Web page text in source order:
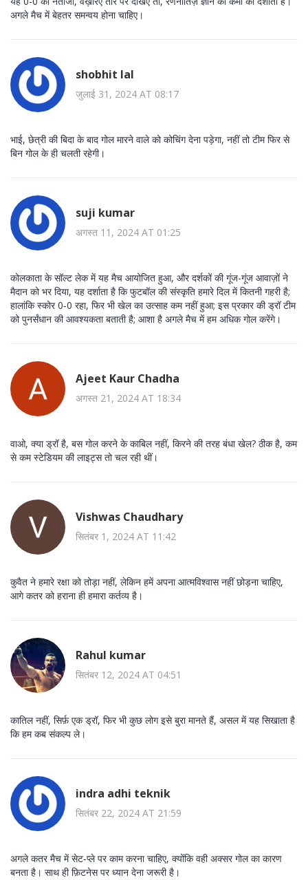
अगले मैच में बेहतर समन्वय होना चाहिए।
shobhit lal
जुलाई 31, 2024 AT 08:17
भाई, छेत्री की बिदा के बाद गोल मारने वाले को कोचिंग देना पड़ेगा, नहीं तो टीम फिर से
बिन गोल के ही चलती रहेगी।
suji kumar
अगस्त 11, 2024 AT 01:25
कोलकाता के सॉल्ट लेक में यह मैच आयोजित हुआ, और दर्शकों की गूंज-गूंज आवाज़ों ने
मैदान को भर दिया, यह दर्शाता है कि फुटबॉल की संस्कृति हमारे दिल में कितनी गहरी है;
हालांकि स्कोर 0‑0 रहा, फिर भी खेल का उत्साह कम नहीं हुआ; इस प्रकार की ड्रॉ टीम
को पुनर्संधान की आवश्यकता बताती है; आशा है अगले मैच में हम अधिक गोल करेंगे।
Ajeet Kaur Chadha
अगस्त 21, 2024 AT 18:34
वाओ, क्या ड्रॉ है, बस गोल करने के काबिल नहीं, किरने की तरह बंधा खेल? ठीक है, कम
से कम स्टेडियम की लाइट्स तो चल रही थीं।
Vishwas Chaudhary
सितंबर 1, 2024 AT 11:42
कुवैत ने हमारे रक्षा को तोड़ा नहीं, लेकिन हमें अपना आत्मविश्वास नहीं छोड़ना चाहिए,
आगे कतर को हराना ही हमारा कर्तव्य है।
Rahul kumar
सितंबर 12, 2024 AT 04:51
कातिल नहीं, सिर्फ़ एक ड्रॉ, फिर भी कुछ लोग इसे बुरा मानते हैं, असल में यह सिखाता है
कि हम कब संकल्प ले।
indra adhi teknik
सितंबर 22, 2024 AT 21:59
अगले कतर मैच में सेट‑प्ले पर काम करना चाहिए, क्योंकि वही अक्सर गोल का कारण
बनता है। साथ ही फ़िटनेस पर ध्यान देना जरूरी है।